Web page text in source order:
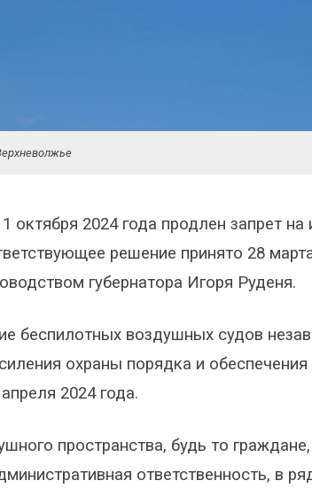
октября 2024 года продлен запрет
решение принято 28
губернатора Игоря Руденя.
беспилотных воздушных судов
охраны порядка и
2024 года.
пространства, будь то
ответственность, в